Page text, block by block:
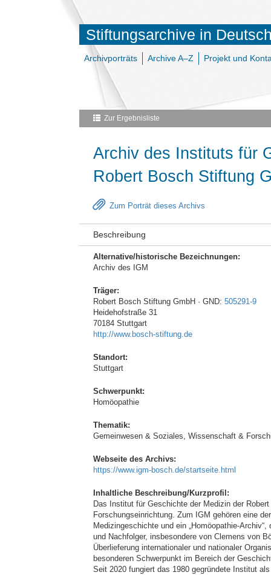
Stiftungsarchive in
Archivporträts Archive A–Z Projekt und
Zur Ergebnisliste
Archiv des Instituts für
Robert Bosch Stiftung
Zum Porträt dieses Archivs
Beschreibung
Alternative/historische Bezeichnungen:
Archiv des IGM
Träger:
Robert Bosch Stiftung GmbH · GND: 505291-9
Heidehofstraße 31
70184 Stuttgart
http://www.bosch-stiftung.de
Standort:
Stuttgart
Schwerpunkt:
Homöopathie
Thematik:
Gemeinwesen & Soziales, Wissenschaft &
Webseite des Archivs:
https://www.igm-bosch.de/startseite.html
Inhaltliche Beschreibung/Kurzprofil:
Das Institut für Geschichte der Medizin der
Forschungseinrichtung. Zum IGM gehören eine
Medizingeschichte und ein „Homöopathie-
und Nachfolger, insbesondere von Clemens von
Überlieferung internationaler und nationaler
besonderen Schwerpunkt im Bereich der
Seit 2020 fungiert das 1980 gegründete Institut